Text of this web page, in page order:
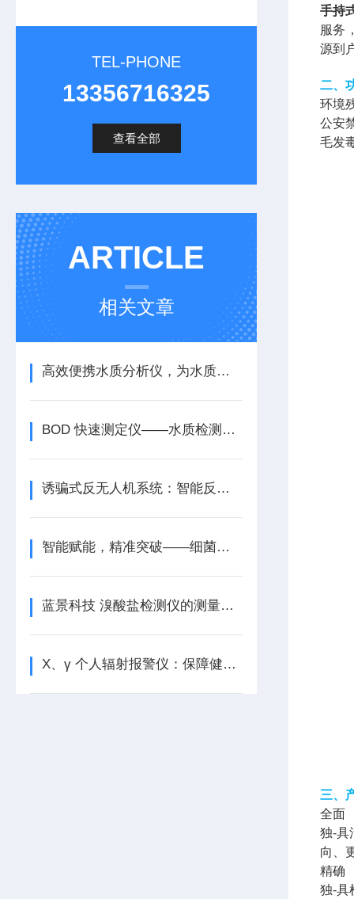
TEL-PHONE
13356716325
查看全部
ARTICLE
相关文章
高效便携水质分析仪，为水质分析注入新活力
BOD 快速测定仪——水质检测的高效先锋
诱骗式反无人机系统：智能反制，守护天空净土
智能赋能，精准突破——细菌浊度仪
蓝景科技 溴酸盐检测仪的测量范围和精度如何？
X、γ 个人辐射报警仪：保障健康出行的必-备神器
手持
服务
源到
二、
环境
公安
毛发
三、
全面
独-具
向、
精确
独-具